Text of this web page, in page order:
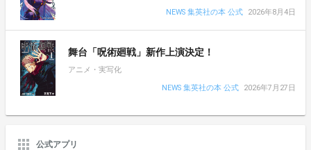
NEWS 集英社の本 公式
2026年8月4日
舞台「呪術廻戦」新作上演決定！
アニメ・実写化
NEWS 集英社の本 公式
2026年7月27日
公式アプリ